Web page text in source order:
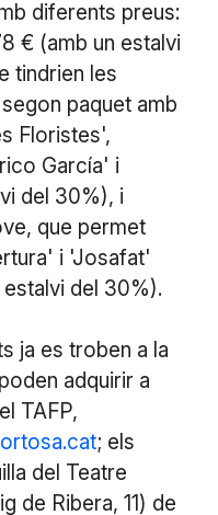
diferents preus:
€ (amb un estalvi
tindrien les
paquet amb
Floristes',
García' i
del 30%), i
que permet
i 'Josafat'
del 30%).
ja es troben a la
adquirir a
TAFP,
; els
del Teatre
de Ribera, 11) de